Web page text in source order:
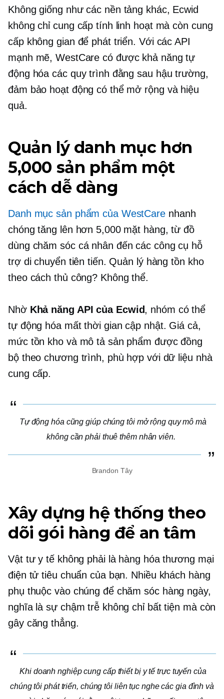
Không giống như các nền tảng khác, Ecwid
không chỉ cung cấp tính linh hoạt mà còn cung
cấp không gian để phát triển. Với các API
mạnh mẽ, WestCare có được khả năng tự
động hóa các quy trình đằng sau hậu trường,
đảm bảo hoạt động có thể mở rộng và hiệu
quả.
Quản lý danh mục hơn
5,000 sản phẩm một
cách dễ dàng
Danh mục sản phẩm của WestCare nhanh
chóng tăng lên hơn 5,000 mặt hàng, từ đồ
dùng chăm sóc cá nhân đến các công cụ hỗ
trợ di chuyển tiên tiến. Quản lý hàng tồn kho
theo cách thủ công? Không thể.
Nhờ Khả năng API của Ecwid, nhóm có thể
tự động hóa mất thời gian cập nhật. Giá cả,
mức tồn kho và mô tả sản phẩm được đồng
bộ theo chương trình, phù hợp với dữ liệu nhà
cung cấp.
Tự động hóa cũng giúp chúng tôi mở rộng quy mô mà
không cần phải thuê thêm nhân viên.
Brandon Tây
Xây dựng hệ thống theo
dõi gói hàng để an tâm
Vật tư y tế không phải là hàng hóa thương mại
điện tử tiêu chuẩn của bạn. Nhiều khách hàng
phụ thuộc vào chúng để chăm sóc hàng ngày,
nghĩa là sự chậm trễ không chỉ bất tiện mà còn
gây căng thẳng.
Khi doanh nghiệp cung cấp thiết bị y tế trực tuyến của
chúng tôi phát triển, chúng tôi liên tục nghe các gia đình và